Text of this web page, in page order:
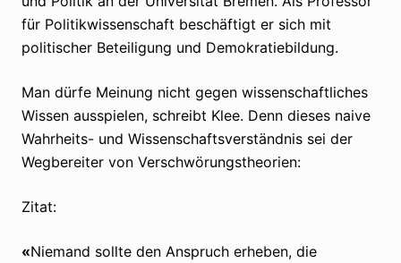
für Politikwissenschaft beschäftigt er sich mit
politischer Beteiligung und Demokratiebildung.
Man dürfe Meinung nicht gegen wissenschaftliches
Wissen ausspielen, schreibt Klee. Denn dieses naive
Wahrheits- und Wissenschaftsverständnis sei der
Wegbereiter von Verschwörungstheorien:
Zitat:
«Niemand sollte den Anspruch erheben, die